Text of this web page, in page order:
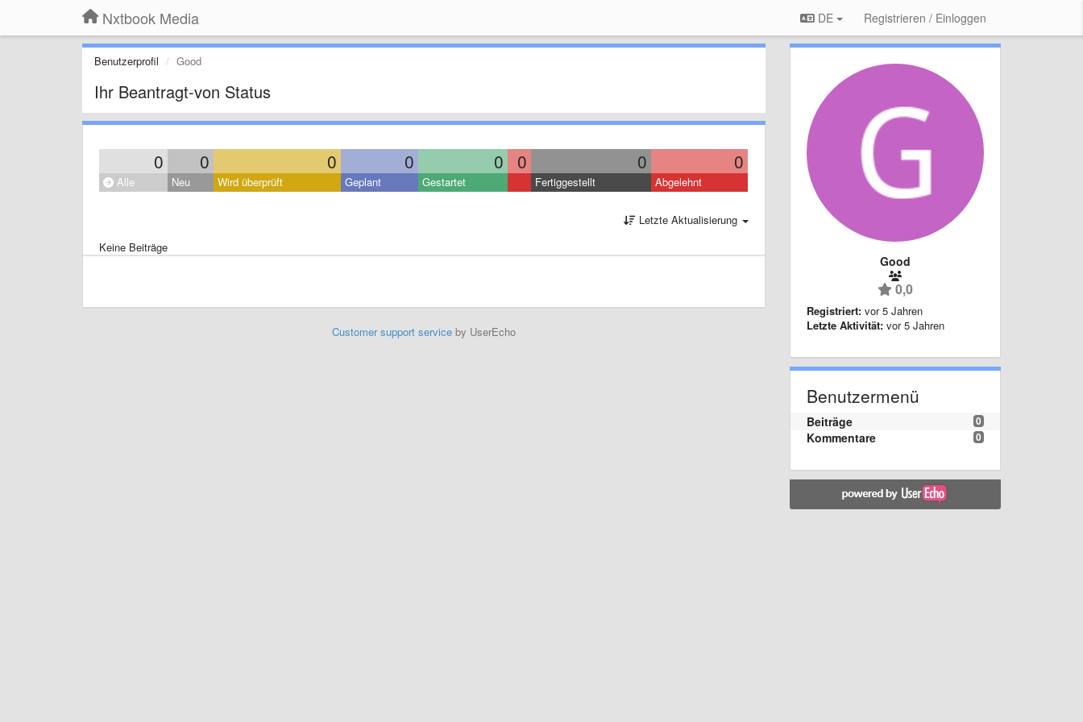
Nxtbook Media DE Registrieren / Einloggen
Benutzerprofil Good
Ihr Beantragt-von Status
0 0 0 0 0 0 0 0
Alle Neu Wird überprüft Geplant Gestartet Fertiggestellt Abgelehnt
Letzte Aktualisierung
Keine Beiträge
Customer support serviceby UserEcho
Good
0,0
Registriert: vor 5 Jahren
Letzte Aktivität: vor 5 Jahren
Benutzermenü
0
Beiträge
0
Kommentare